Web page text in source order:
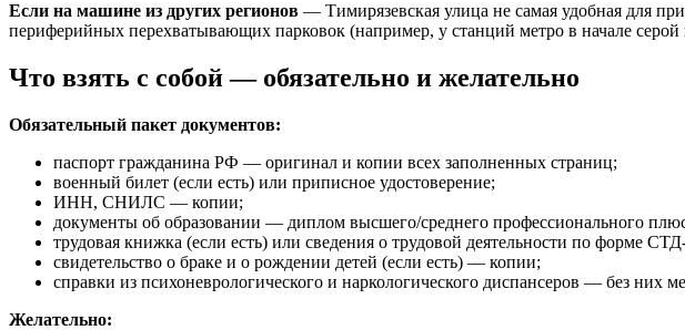
Если на машине из других регионов — Тимирязевская улица не самая удобная для
периферийных перехватывающих парковок (например, у станций метро в начале
Что взять с собой — обязательно и желательно
Обязательный пакет документов:
паспорт гражданина РФ — оригинал и копии всех заполненных страниц;
военный билет (если есть) или приписное удостоверение;
ИНН, СНИЛС — копии;
документы об образовании — диплом высшего/среднего профессионального
трудовая книжка (если есть) или сведения о трудовой деятельности по форме
свидетельство о браке и о рождении детей (если есть) — копии;
справки из психоневрологического и наркологического диспансеров — без них
Желательно: